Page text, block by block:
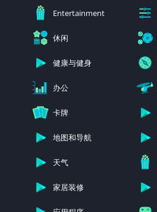
Entertainment
休闲
健康与健身
办公
卡牌
地图和导航
天气
家居装修